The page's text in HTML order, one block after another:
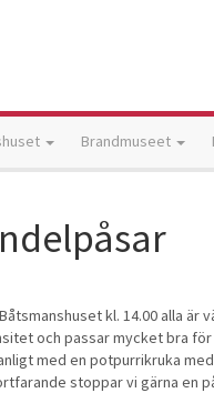
Brandmuseet
kl. 14.00 alla är
och passar mycket bra
med en potpurrikruka
stoppar vi gärna en